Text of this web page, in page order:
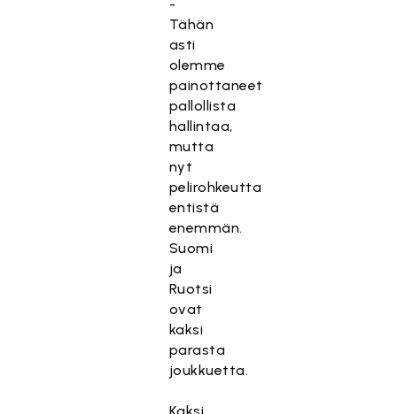
-
Tähän
asti
olemme
painottaneet
pallollista
hallintaa,
mutta
nyt
pelirohkeutta
entistä
enemmän.
Suomi
ja
Ruotsi
ovat
kaksi
parasta
joukkuetta.